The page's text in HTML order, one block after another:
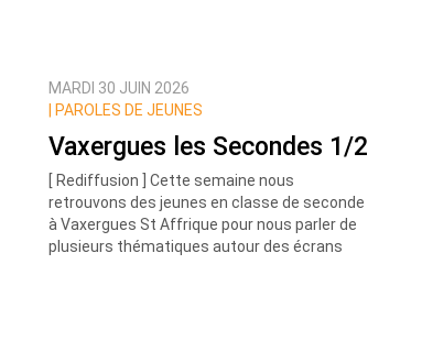
MARDI 30 JUIN 2026
PAROLES DE JEUNES
Vaxergues les Secondes 1/2
[ Rediffusion ] Cette semaine nous
retrouvons des jeunes en classe de seconde
à Vaxergues St Affrique pour nous parler de
plusieurs thématiques autour des écrans